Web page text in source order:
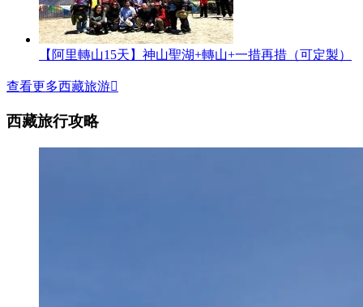
【阿里轉山15天】神山聖湖+轉山+一措再措（可定製）
查看更多西藏旅游
西藏旅行攻略